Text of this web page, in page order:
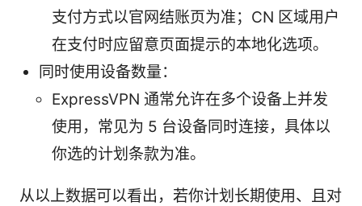
支付方式以官网结账页为准；CN 区域用户
在支付时应留意页面提示的本地化选项。
同时使用设备数量：
ExpressVPN 通常允许在多个设备上并发
使用，常见为 5 台设备同时连接，具体以
你选的计划条款为准。
从以上数据可以看出，若你计划长期使用、且对